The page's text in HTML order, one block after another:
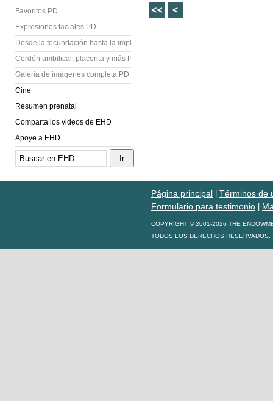
Favoritos PD
Expresiones faciales PD
Desde la fecundación hasta la implantación PD
Cordón umbilical, placenta y más PD
Galería de imágenes completa PD
Cine
Resumen prenatal
Comparta los videos de EHD
Apoye a EHD
Página principal
Términos de
Formulario para testimonio
COPYRIGHT © 2001-2026 THE
TODOS LOS DERECHOS